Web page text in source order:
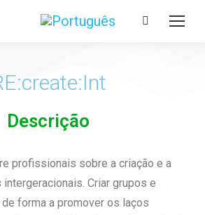
Descrição
profissionais sobre a criação e a
Criar grupos e
forma a promover os laços